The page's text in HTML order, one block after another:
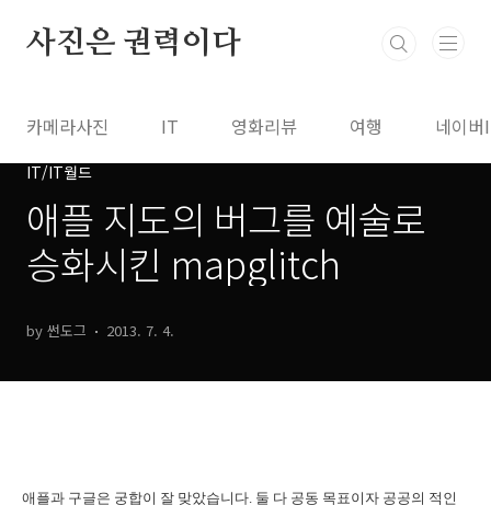
사진은 권력이다
카메라사진 IT 영화리뷰 여행 네이
IT/IT월드
애플 지도의 버그를 예술로
승화시킨 mapglitch
by 썬도그 2013. 7. 4.
애플과 구글은 궁합이 잘 맞았습니다. 둘 다 공동 목표이자 공공의 적인